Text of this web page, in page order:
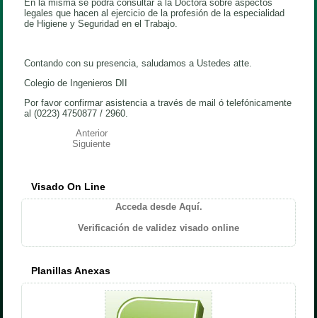
En la misma se podrá consultar a la Doctora sobre aspectos
legales que hacen al ejercicio de la profesión de la especialidad
de Higiene y Seguridad en el Trabajo.
Contando con su presencia, saludamos a Ustedes atte.
Colegio de Ingenieros DII
Por favor confirmar asistencia a través de mail ó telefónicamente
al (0223) 4750877 / 2960.
Anterior
Siguiente
Visado On Line
Acceda desde Aquí.
Verificación de validez visado online
Planillas Anexas